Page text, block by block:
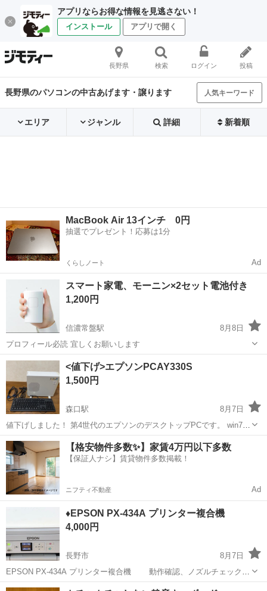
アプリならお得な情報を見逃さない！
インストール アプリで開く
長野県 検索 ログイン 投稿
長野県のパソコンの中古あげます・譲ります 人気キーワード
エリア ジャンル 詳細 新着順
MacBook Air 13インチ 0円
抽選でプレゼント！応募は1分
くらしノート Ad
スマート家電、モーニン×2セット電池付き
1,200円
信濃常盤駅
8月8日
プロフィール必読 宜しくお願いします
長野 大町市 信濃常盤駅
<値下げ>エプソンPCAY330S
1,500円
森口駅
8月7日
値下げしました！ 第4世代のエプソンのデスクトップPCです。 win7か
らwin10にして使っていましたがwin11に対応しておりませんので、買
い替えのため出品いたします。 PCのスペックなどは画像にてご確認下
さい。 初期化...
長野 松本市 森口駅 デスクトップパソコン
【格安物件多数✨】家賃4万円以下多数
【保証人ナシ】賃貸物件多数掲載！
ニフティ不動産 Ad
♦️EPSON PX-434A プリンター複合機
4,000円
長野市
8月7日
EPSON PX-434A プリンター複合機 動作確認、ノズルチェック印
刷確認済 無線LAN 接続ケーブル 接続動作確認 スキャン、タッチ操
長野 長野市 複合機